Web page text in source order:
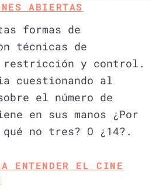
ABIERTAS
formas de
técnicas de
restricción y control.
cuestionando al
el número de
en sus manos ¿Por
qué no tres? O ¿14?.
ENTENDER EL CINE